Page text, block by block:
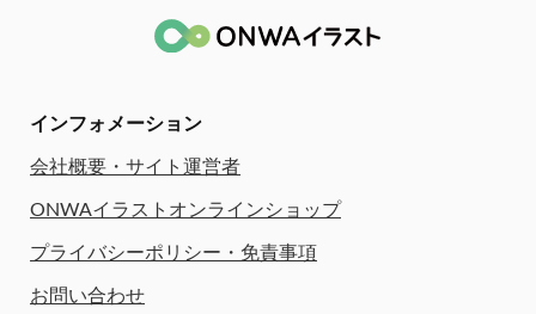
インフォメーション
会社概要・サイト運営者
ONWAイラストオンラインショップ
プライバシーポリシー・免責事項
お問い合わせ